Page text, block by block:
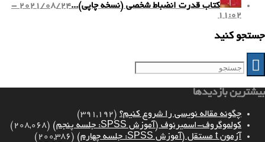
کتاب قدرت انضباط شخصی (نسخه چاپی)...
2021/08/24 -
11:02
جستجو کنید
بیشترین بازدیدها
چگونه مقاله نویسی را شروع کنیم؟ (391,192)
کولموگروف-اسمیرنوف (آموزش SPSS: جلسه پنجم)
(208,068)
آزمون t مستقل (آموزش SPSS: جلسه چهارم)
(200,386)